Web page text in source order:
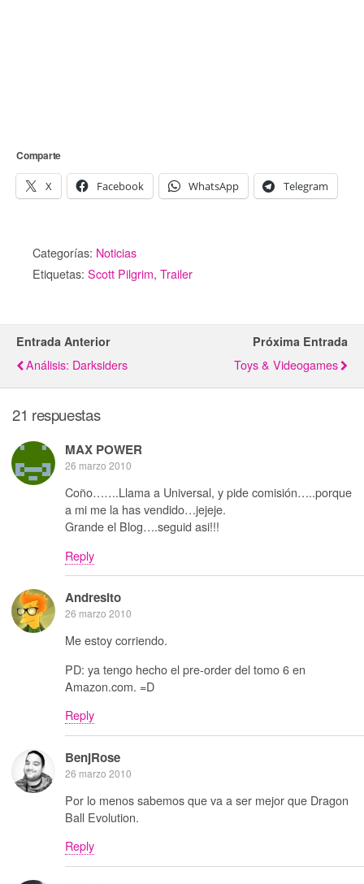
Comparte
X Facebook WhatsApp Telegram
Categorías: Noticias
Etiquetas: Scott Pilgrim, Trailer
Entrada Anterior
Análisis: Darksiders
Próxima Entrada
Toys & Videogames
21 respuestas
MAX POWER
26 marzo 2010
Coño…….Llama a Universal, y pide comisión…..porque
a mi me la has vendido…jejeje.
Grande el Blog….seguid asi!!!
Reply
Andresito
26 marzo 2010
Me estoy corriendo.
PD: ya tengo hecho el pre-order del tomo 6 en
Amazon.com. =D
Reply
BenjRose
26 marzo 2010
Por lo menos sabemos que va a ser mejor que Dragon
Ball Evolution.
Reply